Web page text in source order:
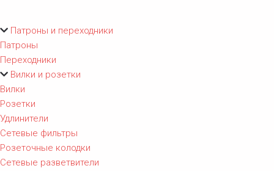
Патроны и переходники
Патроны
Переходники
Вилки и розетки
Вилки
Розетки
Удлинители
Сетевые фильтры
Розеточные колодки
Сетевые разветвители